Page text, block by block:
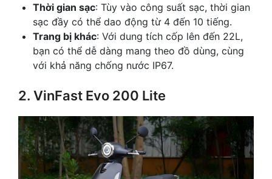
Thời gian sạc: Tùy vào công suất sạc, thời gian
sạc đầy có thể dao động từ 4 đến 10 tiếng.
Trang bị khác: Với dung tích cốp lên đến 22L,
bạn có thể dễ dàng mang theo đồ dùng, cùng
với khả năng chống nước IP67.
2. VinFast Evo 200 Lite